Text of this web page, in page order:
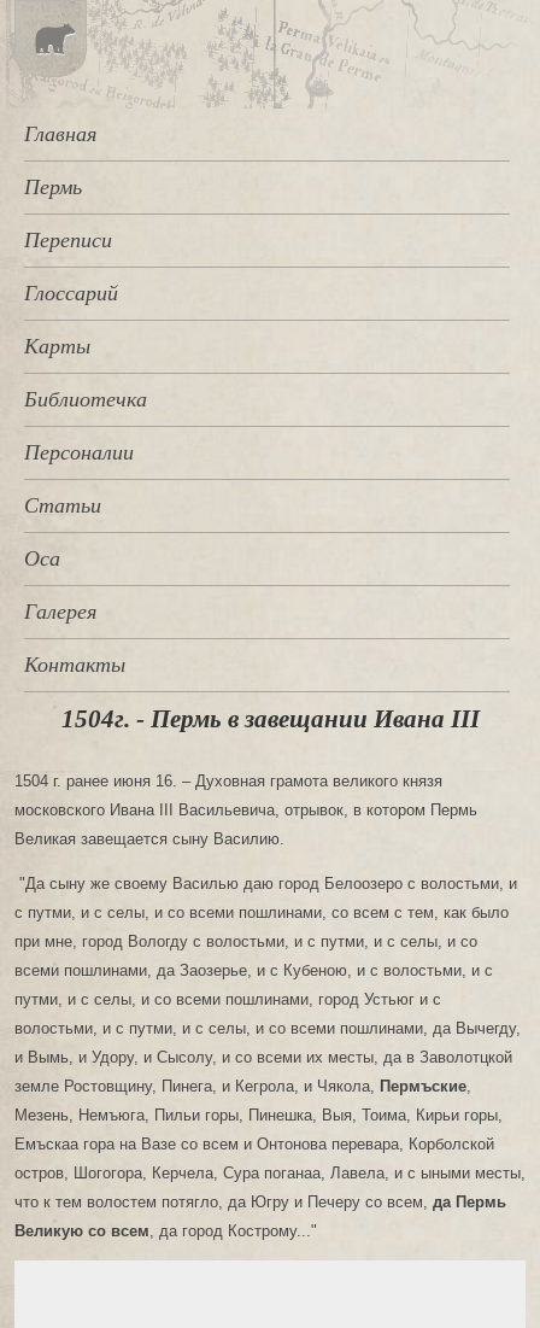
Главная
Пермь
Переписи
Глоссарий
Карты
Библиотечка
Персоналии
Статьи
Оса
Галерея
Контакты
1504г. - Пермь в завещании Ивана III
1504 г. ранее июня 16. – Духовная грамота великого князя
московского Ивана III Васильевича, отрывок, в котором Пермь
Великая завещается сыну Василию.
"Да сыну же своему Василью даю город Белоозеро с волостьми, и
с путми, и с селы, и со всеми пошлинами, со всем с тем, как было
при мне, город Вологду с волостьми, и с путми, и с селы, и со
всеми пошлинами, да Заозерье, и с Кубеною, и с волостьми, и с
путми, и с селы, и со всеми пошлинами, город Устьюг и с
волостьми, и с путми, и с селы, и со всеми пошлинами, да Вычегду,
и Вымь, и Удору, и Сысолу, и со всеми их месты, да в Заволотцкой
земле Ростовщину, Пинега, и Кегрола, и Чякола, Пермъские
Мезень, Немъюга, Пильи горы, Пинешка, Выя, Тоима, Кирьи горы,
Емъскаа гора на Вазе со всем и Онтонова перевара, Корболской
остров, Шогогора, Керчела, Сура поганаа, Лавела, и с ыными месты,
что к тем волостем потяглo, да Югру и Печеру со всем, да Пермь
Великую со всем , да город Кострому..."